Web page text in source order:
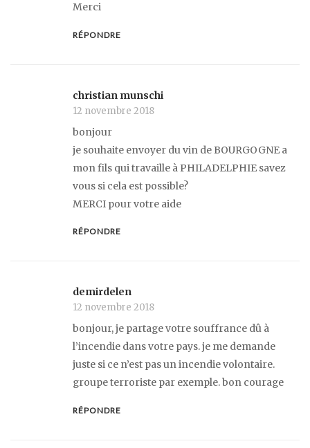
Merci
RÉPONDRE
christian munschi
12 novembre 2018
bonjour
je souhaite envoyer du vin de BOURGOGNE a
mon fils qui travaille à PHILADELPHIE savez
vous si cela est possible?
MERCI pour votre aide
RÉPONDRE
demirdelen
12 novembre 2018
bonjour, je partage votre souffrance dû à
l’incendie dans votre pays. je me demande
juste si ce n’est pas un incendie volontaire.
groupe terroriste par exemple. bon courage
RÉPONDRE